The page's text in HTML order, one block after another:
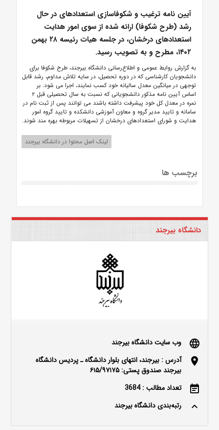
آیین نامه ترغیب و شکوفاسازی استعدادهای در حال
رشد (طرح شکوفا) ارائه شده از سوی امور هدایت
استعدادهای درخشان، در جلسه هیات رئیسه ۲۸ بهمن
۱۴۰۲، مطرح و به تصویب رسید.
به گزارش روابط عمومی و اطلاع‌رسانی دانشگاه بیرجند، طرح شکوفا برای
دانشجویان کارشناسی که در دوره تحصیل، در سایه تلاش مداوم، رشد قابل
توجهی در میانگین معدل سالیانه خود کسب نمایند، اجرا می شود. بر
اساس آیین نامه مذکور دانشجویانی که نسبت به سال تحصیلی قبل ۲
نمره در معدل کل خود پیشرفت داشته باشند می توانند پس از ثبت نام در
سامانه و تایید مدیر گروه و معاون آموزشی دانشکده و تایید گروه امور
هدایت و شورای استعدادهای درخشان از تسهیلات مربوطه بهره مند شوند.
لینک اصل محتوا در دانشگاه بیرجند
برچسب ها
دانشگاه بیرجند
language وب سایت دانشگاه بیرجند
location_on
آدرس : بیرجند، انتهای بلوار دانشگاه ـ پردیس دانشگاه
بیرجند صندوق پستی: ۶۱۵/۹۷۱۷۵
event_note تعداد مطالب : 3684
keyboard_arrow_up رتبه‌بندی دانشگاه بیرجند